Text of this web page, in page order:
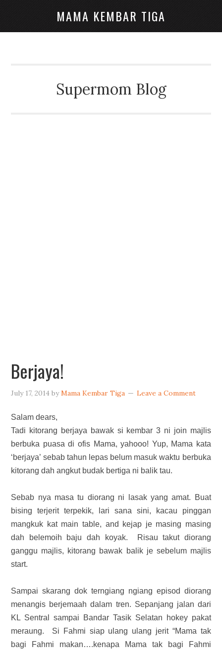
MAMA KEMBAR TIGA
Supermom Blog
Berjaya!
July 17, 2014 byMama Kembar Tiga Leave a Comment
Salam dears,
Tadi kitorang berjaya bawak si kembar 3 ni join majlis
berbuka puasa di ofis Mama, yahooo! Yup, Mama kata
‘berjaya’ sebab tahun lepas belum masuk waktu berbuka
kitorang dah angkut budak bertiga ni balik tau.
Sebab nya masa tu diorang ni lasak yang amat. Buat
bising terjerit terpekik, lari sana sini, kacau pinggan
mangkuk kat main table, and kejap je masing masing
dah belemoih baju dah koyak. Risau takut diorang
ganggu majlis, kitorang bawak balik je sebelum majlis
start.
Sampai skarang dok terngiang ngiang episod diorang
menangis berjemaah dalam tren. Sepanjang jalan dari
KL Sentral sampai Bandar Tasik Selatan hokey pakat
meraung. Si Fahmi siap ulang ulang jerit “Mama tak
bagi Fahmi makan….kenapa Mama tak bagi Fahmi